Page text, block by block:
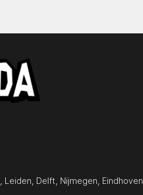
Leiden Delft Nijmegen Eindhoven